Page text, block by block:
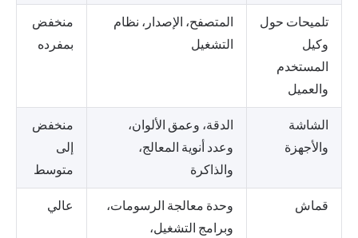
تلميحات حول
وكيل
المستخدم
والعميل
المتصفح، الإصدار، نظام
التشغيل
منخفض
بمفرده
الشاشة
والأجهزة
الدقة، وعمق الألوان،
وعدد أنوية المعالج،
والذاكرة
منخفض
إلى
متوسط
قماش
وحدة معالجة الرسومات،
وبرامج التشغيل،
عالي